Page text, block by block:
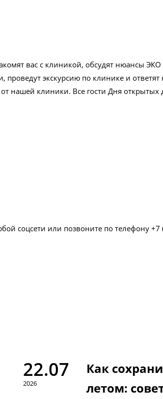
вас с клиникой, обсудят нюансы
экскурсию по клинике и
нашей клиники. Все гости Дня открытых
соцсети или позвоните по телефону +7
22.07
2026
Как
летом: